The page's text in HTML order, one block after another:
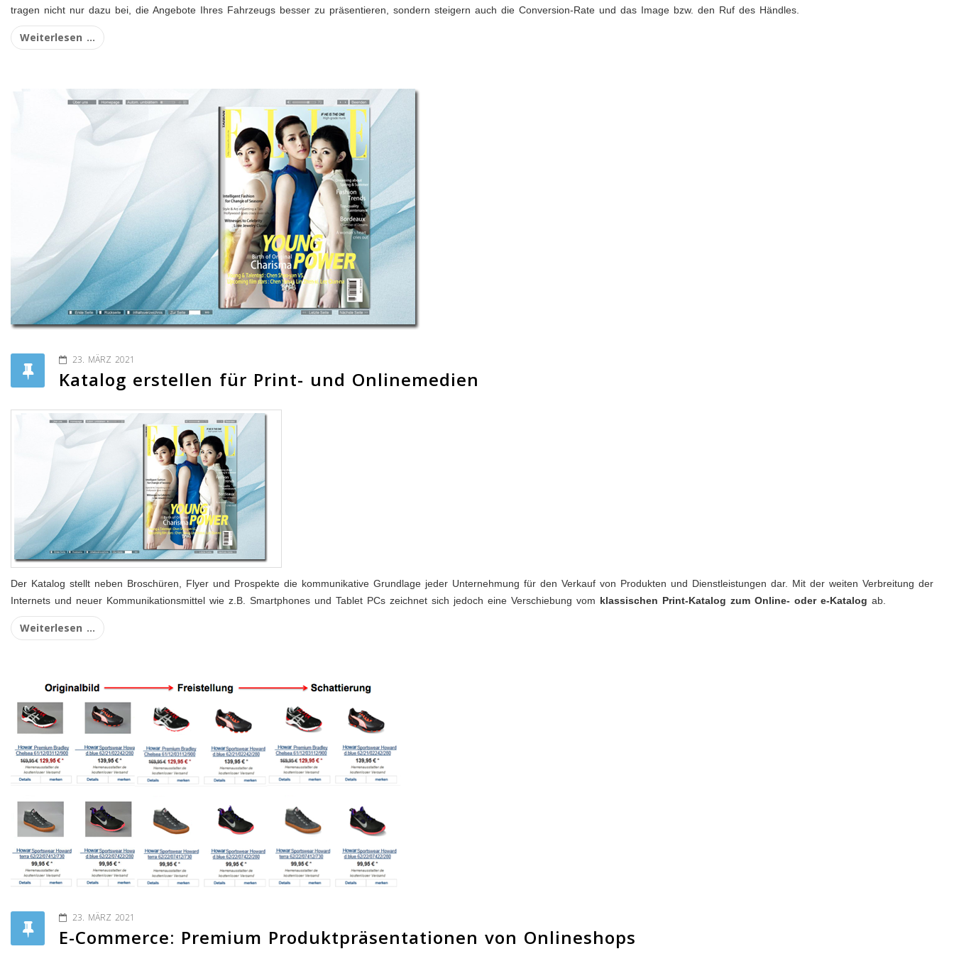
tragen nicht nur dazu bei, die Angebote Ihres Fahrzeugs besser zu präsentieren, sondern steigern auch die Conversion-Rate und das Image bzw. den Ruf des Händles.
Weiterlesen ...
23. MÄRZ 2021
Katalog erstellen für Print- und Onlinemedien
Der Katalog stellt neben Broschüren, Flyer und Prospekte die kommunikative Grundlage jeder Unternehmung für den Verkauf von Produkten und Dienstleistungen dar. Mit der weiten Verbreitung der
Internets und neuer Kommunikationsmittel wie z.B. Smartphones und Tablet PCs zeichnet sich jedoch eine Verschiebung vom klassischen Print-Katalog zum Online- oder e-Katalog ab.
Weiterlesen ...
23. MÄRZ 2021
E-Commerce: Premium Produktpräsentationen von Onlineshops